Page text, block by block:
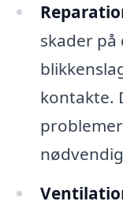
skader på
kontakte.